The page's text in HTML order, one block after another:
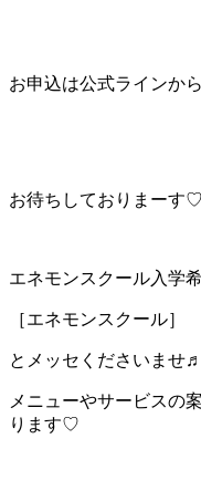
お申込は公式ラインか
お待ちしておりまーす♡
エネモンスクール入学
［エネモンスクール］
とメッセくださいませ♬
メニューやサービスの
ります♡